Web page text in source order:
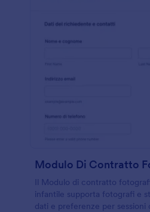
Il Modulo di contratto
infantile supporta fotografi e
dati e preferenze per sessioni